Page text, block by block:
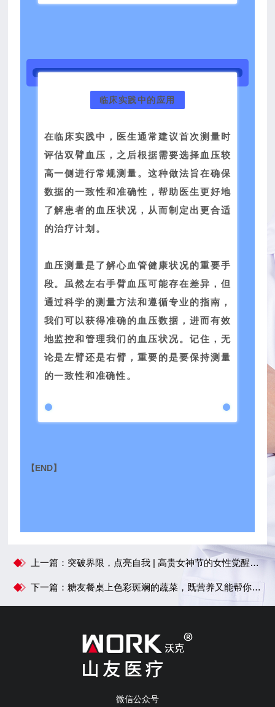
临床实践中的应用
在临床实践中，医生通常建议首次测量时
评估双臂血压，之后根据需要选择血压较
高一侧进行常规测量。这种做法旨在确保
数据的一致性和准确性，帮助医生更好地
了解患者的血压状况，从而制定出更合适
的治疗计划。
血压测量是了解心血管健康状况的重要手
段。虽然左右手臂血压可能存在差异，但
通过科学的测量方法和遵循专业的指南，
我们可以获得准确的血压数据，进而有效
地监控和管理我们的血压状况。记住，无
论是左臂还是右臂，重要的是要保持测量
的一致性和准确性。
【END】
上一篇：突破界限，点亮自我 | 高贵女神节的女性觉醒之旅
下一篇：糖友餐桌上色彩斑斓的蔬菜，既营养又能帮你控制血糖
微信公众号